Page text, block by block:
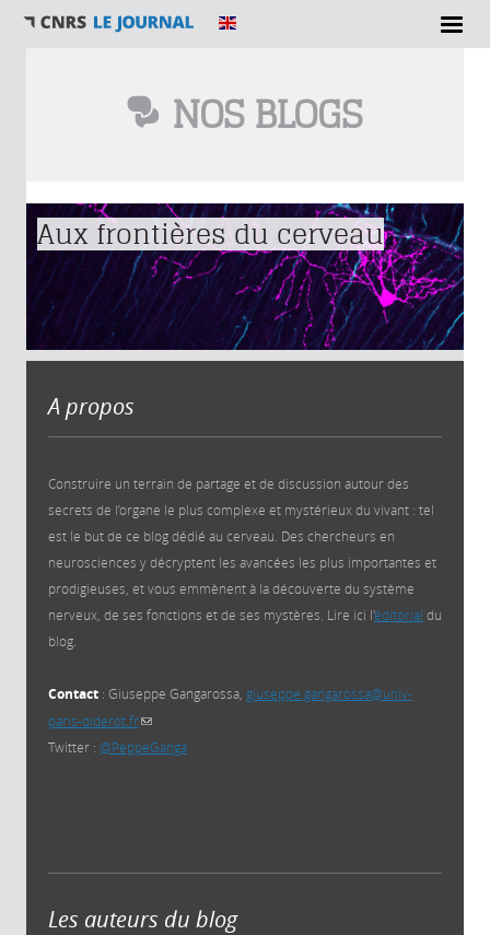
NOS BLOGS
Vous êtes ici
Aux frontières du cerveau
A propos
Construire un terrain de partage et de discussion autour des
secrets de l’organe le plus complexe et mystérieux du vivant : tel
est le but de ce blog dédié au cerveau. Des chercheurs en
neurosciences y décryptent les avancées les plus importantes et
prodigieuses, et vous emmènent à la découverte du système
nerveux, de ses fonctions et de ses mystères. Lire ici l'éditorial du
blog.
Contact : Giuseppe Gangarossa, giuseppe.gangarossa@univ-
paris-diderot.fr(link sends e-mail)
Twitter : @PeppeGanga
Les auteurs du blog